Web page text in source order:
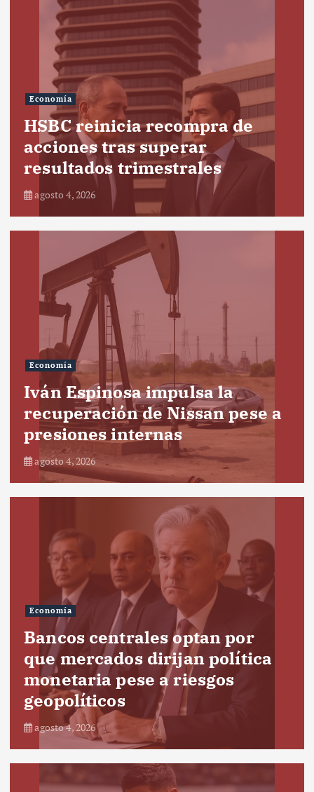
Economía
HSBC reinicia recompra de
acciones tras superar
resultados trimestrales
agosto 4, 2026
Economía
Iván Espinosa impulsa la
recuperación de Nissan pese a
presiones internas
agosto 4, 2026
Economía
Bancos centrales optan por
que mercados dirijan política
monetaria pese a riesgos
geopolíticos
agosto 4, 2026